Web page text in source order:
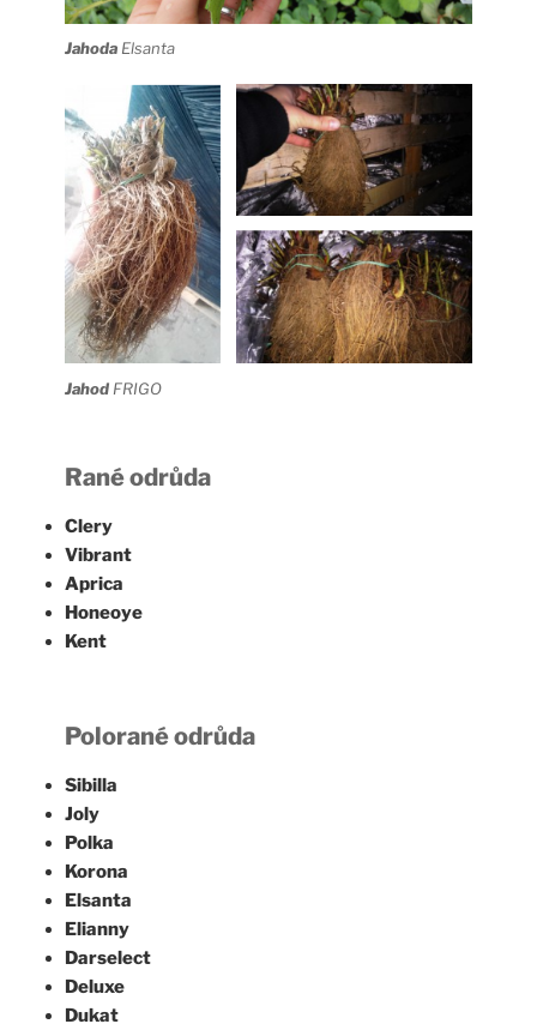
Jahoda Elsanta
Jahod FRIGO
Rané odrůda
Clery
Vibrant
Aprica
Honeoye
Kent
Poloranéodrůda
Sibilla
Joly
Polka
Korona
Elsanta
Elianny
Darselect
Deluxe
Dukat